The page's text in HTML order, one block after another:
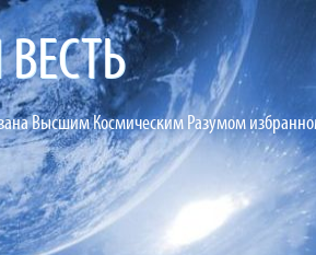
Высшим Космическим Разумом